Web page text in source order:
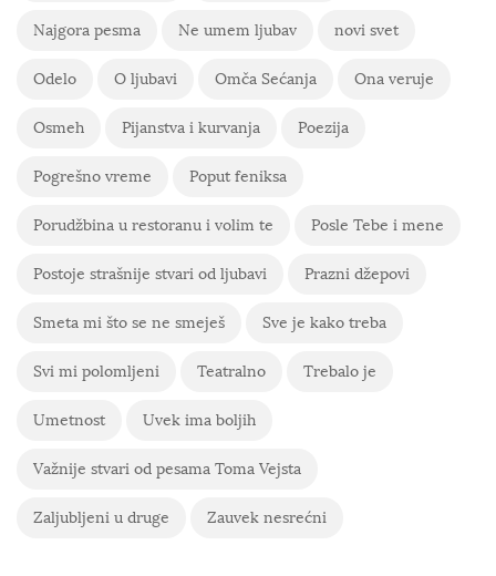
Najgora pesma Ne umem ljubav novi svet
Odelo O ljubavi Omča Sećanja Ona veruje
Osmeh Pijanstva i kurvanja Poezija
Pogrešno vreme Poput feniksa
Porudžbina u restoranu i volim te Posle Tebe i mene
Postoje strašnije stvari od ljubavi Prazni džepovi
Smeta mi što se ne smeješ Sve je kako treba
Svi mi polomljeni Teatralno Trebalo je
Umetnost Uvek ima boljih
Važnije stvari od pesama Toma Vejsta
Zaljubljeni u druge Zauvek nesrećni